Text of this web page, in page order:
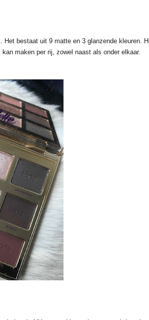
bestaat uit 9 matte en 3 glanzende kleuren.
maken per rij, zowel naast als onder elkaar.